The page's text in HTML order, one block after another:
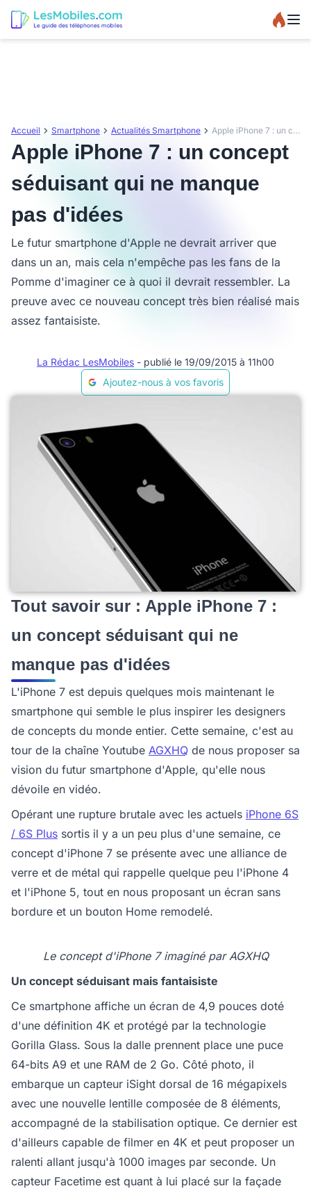
Accueil Smartphone Actualités Smartphone Apple iPhone 7 : un concept séduisant qui ne manque pas d'idées
Apple iPhone 7 : un concept
séduisant qui ne manque
pas d'idées
Le futur smartphone d'Apple ne devrait arriver que
dans un an, mais cela n'empêche pas les fans de la
Pomme d'imaginer ce à quoi il devrait ressembler. La
preuve avec ce nouveau concept très bien réalisé mais
assez fantaisiste.
La Rédac LesMobiles - publié le 19/09/2015 à 11h00
Ajoutez-nous à vos favoris
Tout savoir sur : Apple iPhone 7 :
un concept séduisant qui ne
manque pas d'idées
L'iPhone 7 est depuis quelques mois maintenant le
smartphone qui semble le plus inspirer les designers
de concepts du monde entier. Cette semaine, c'est au
tour de la chaîne Youtube AGXHQ de nous proposer sa
vision du futur smartphone d'Apple, qu'elle nous
dévoile en vidéo.
Opérant une rupture brutale avec les actuels iPhone 6S
/ 6S Plus sortis il y a un peu plus d'une semaine, ce
concept d'iPhone 7 se présente avec une alliance de
verre et de métal qui rappelle quelque peu l'iPhone 4
et l'iPhone 5, tout en nous proposant un écran sans
bordure et un bouton Home remodelé.
Le concept d'iPhone 7 imaginé par AGXHQ
Un concept séduisant mais fantaisiste
Ce smartphone affiche un écran de 4,9 pouces doté
d'une définition 4K et protégé par la technologie
Gorilla Glass. Sous la dalle prennent place une puce
64-bits A9 et une RAM de 2 Go. Côté photo, il
embarque un capteur iSight dorsal de 16 mégapixels
avec une nouvelle lentille composée de 8 éléments,
accompagné de la stabilisation optique. Ce dernier est
d'ailleurs capable de filmer en 4K et peut proposer un
ralenti allant jusqu'à 1000 images par seconde. Un
capteur Facetime est quant à lui placé sur la façade